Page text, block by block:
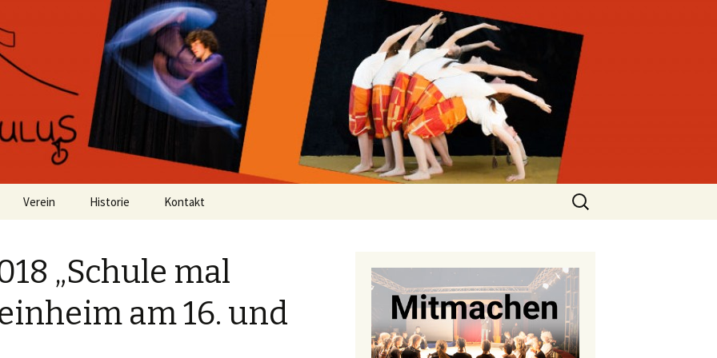
Verein Historie Kontakt
Suchen
nach:
„Schule mal
am 16. und